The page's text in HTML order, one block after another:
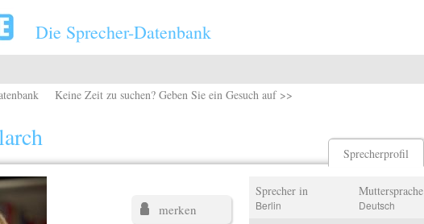
Die Sprecher-Datenbank
Keine Zeit zu suchen? Geben Sie ein Gesuch auf >>
Sprecherprofil
merken
Sprecher in
Berlin
Muttersprache
Deutsch